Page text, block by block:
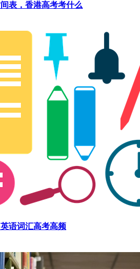
表，香港高考考什么
语词汇高考高频